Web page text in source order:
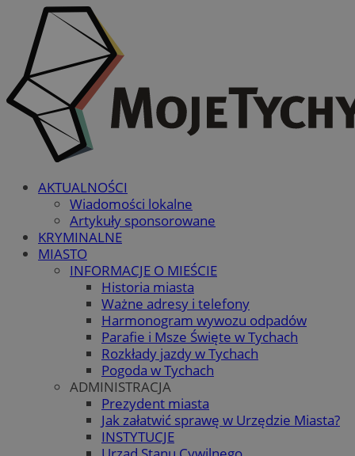
AKTUALNOŚCI
Wiadomości lokalne
Artykuły sponsorowane
KRYMINALNE
MIASTO
INFORMACJE O MIEŚCIE
Historia miasta
Ważne adresy i telefony
Harmonogram wywozu odpadów
Parafie i Msze Święte w Tychach
Rozkłady jazdy w Tychach
Pogoda w Tychach
ADMINISTRACJA
Prezydent miasta
Jak załatwić sprawę w Urzędzie Miasta?
INSTYTUCJE